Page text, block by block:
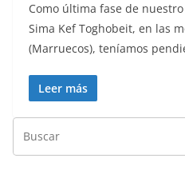
Como última fase de
Sima Kef Toghobeit, en las
(Marruecos), teníamos
Leer más